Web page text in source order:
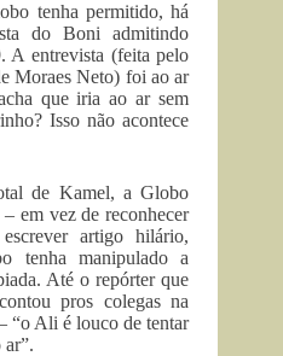
tenha permitido, há
do Boni admitindo
A entrevista (feita pelo
Moraes Neto) foi ao ar
que iria ao ar sem
Isso não acontece
de Kamel, a Globo
– em vez de reconhecer
artigo hilário,
tenha manipulado a
Até o repórter que
pros colegas na
“o Ali é louco de tentar